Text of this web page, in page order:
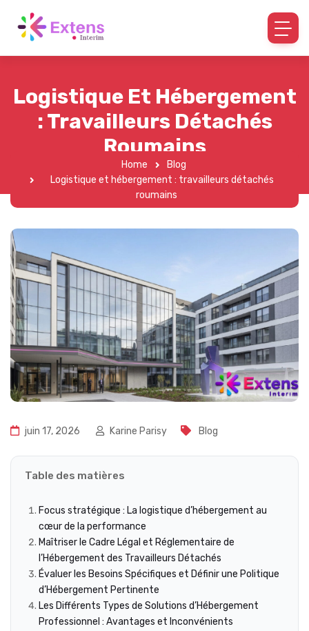
Logistique Et Hébergement
: Travailleurs Détachés
Roumains
Home
Blog
Logistique et hébergement : travailleurs détachés
roumains
juin 17, 2026 Karine Parisy Blog
Table des matières
Focus stratégique : La logistique d’hébergement au
cœur de la performance
Maîtriser le Cadre Légal et Réglementaire de
l’Hébergement des Travailleurs Détachés
Évaluer les Besoins Spécifiques et Définir une Politique
d’Hébergement Pertinente
Les Différents Types de Solutions d’Hébergement
Professionnel : Avantages et Inconvénients